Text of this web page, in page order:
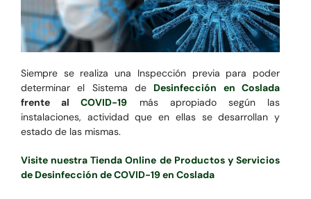
Siempre se realiza una Inspección previa para poder
determinar el Sistema de Desinfección en Coslada
frente alCOVID-19 más apropiado según las
instalaciones, actividad que en ellas se desarrollan y
estado de las mismas.
Visite nuestra Tienda Online de Productos y Servicios
de Desinfección de COVID-19 en Coslada